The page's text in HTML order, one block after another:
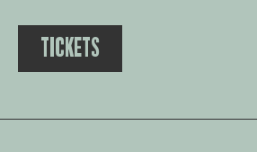
TICKETS